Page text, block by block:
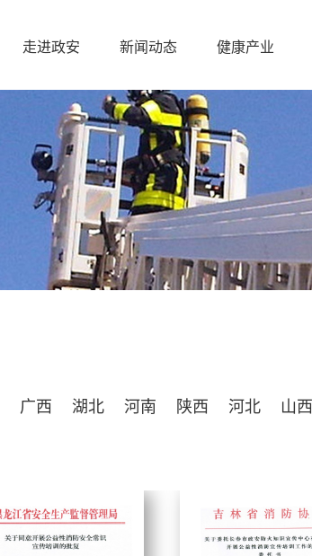
走进政安 新闻动态 健康产业
广西 湖北 河南 陕西 河北 山西